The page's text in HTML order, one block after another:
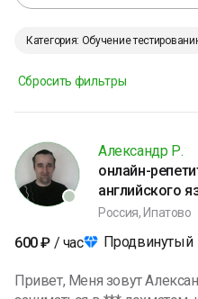
Категория: Обучение
Сбросить фильтры
Александр Р.
онлайн-
английского
Россия, Ипатово
600₽ / час Продвинутый
Привет, Меня зовут